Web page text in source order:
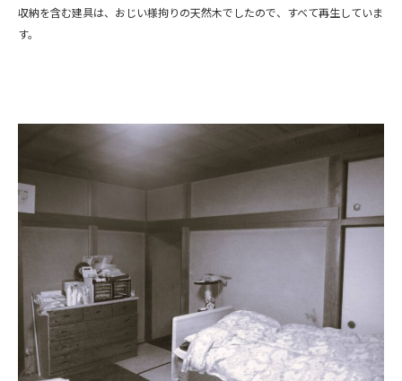
収納を含む建具は、おじい様拘りの天然木でしたので、すべて再生していま
す。